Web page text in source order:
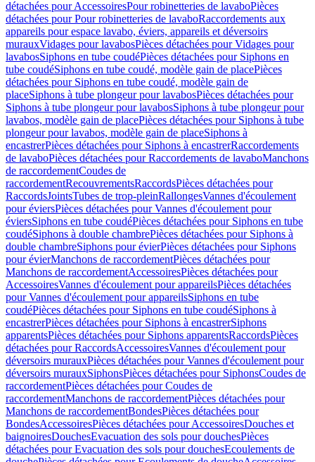
détachées pour AccessoiresPour robinetteries de lavaboPièces
détachées pour Pour robinetteries de lavaboRaccordements aux
appareils pour espace lavabo, éviers, appareils et déversoirs
murauxVidages pour lavabosPièces détachées pour Vidages pour
lavabosSiphons en tube coudéPièces détachées pour Siphons en
tube coudéSiphons en tube coudé, modèle gain de placePièces
détachées pour Siphons en tube coudé, modèle gain de
placeSiphons à tube plongeur pour lavabosPièces détachées pour
Siphons à tube plongeur pour lavabosSiphons à tube plongeur pour
lavabos, modèle gain de placePièces détachées pour Siphons à tube
plongeur pour lavabos, modèle gain de placeSiphons à
encastrerPièces détachées pour Siphons à encastrerRaccordements
de lavaboPièces détachées pour Raccordements de lavaboManchons
de raccordementCoudes de
raccordementRecouvrementsRaccordsPièces détachées pour
RaccordsJointsTubes de trop-pleinRallongesVannes d'écoulement
pour éviersPièces détachées pour Vannes d'écoulement pour
éviersSiphons en tube coudéPièces détachées pour Siphons en tube
coudéSiphons à double chambrePièces détachées pour Siphons à
double chambreSiphons pour évierPièces détachées pour Siphons
pour évierManchons de raccordementPièces détachées pour
Manchons de raccordementAccessoiresPièces détachées pour
AccessoiresVannes d'écoulement pour appareilsPièces détachées
pour Vannes d'écoulement pour appareilsSiphons en tube
coudéPièces détachées pour Siphons en tube coudéSiphons à
encastrerPièces détachées pour Siphons à encastrerSiphons
apparentsPièces détachées pour Siphons apparentsRaccordsPièces
détachées pour RaccordsAccessoiresVannes d'écoulement pour
déversoirs murauxPièces détachées pour Vannes d'écoulement pour
déversoirs murauxSiphonsPièces détachées pour SiphonsCoudes de
raccordementPièces détachées pour Coudes de
raccordementManchons de raccordementPièces détachées pour
Manchons de raccordementBondesPièces détachées pour
BondesAccessoiresPièces détachées pour AccessoiresDouches et
baignoiresDouchesEvacuation des sols pour douchesPièces
détachées pour Evacuation des sols pour douchesEcoulements de